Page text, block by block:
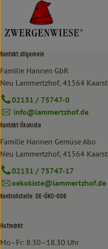
Kontakt allgemein
Familie Hannen GbR
Neu Lammertzhof, 41564 Kaarst
02131 / 75747-0
info@lammertzhof.de
Kontakt Ökokiste
Familie Hannen Gemüse Abo
Neu Lammertzhof, 41564 Kaarst
02131 / 75747-17
oekokiste@lammertzhof.de
Kontrollstelle: DE-ÖKO-006
Hofmarkt
Mo–Fr: 8.30–18.30 Uhr